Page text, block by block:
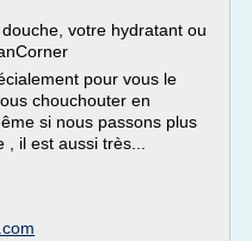
votre hydratant ou
pour vous le
chouchouter en
si nous passons plus
il est aussi très...